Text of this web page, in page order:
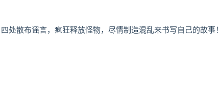
处散布谣言，疯狂释放怪物，尽情制造混乱来书写自己的故事！